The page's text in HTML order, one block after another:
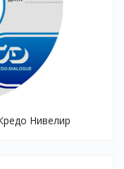
Нивелир